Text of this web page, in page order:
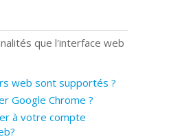
que l'interface web
web sont supportés ?
Google Chrome ?
à votre compte